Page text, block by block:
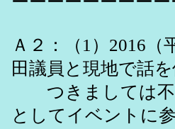
Ａ２：（1）2016
田議員と現地で話
つきましては不
としてイベントに